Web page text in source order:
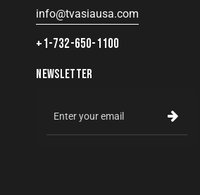
info@tvasiausa.com
+1-732-650-1100
NEWSLETTER